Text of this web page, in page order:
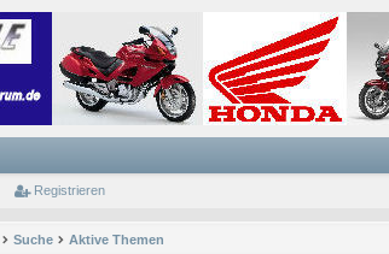
Registrieren
Suche Aktive Themen